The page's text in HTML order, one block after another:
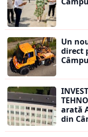
Un
direct
arată
din